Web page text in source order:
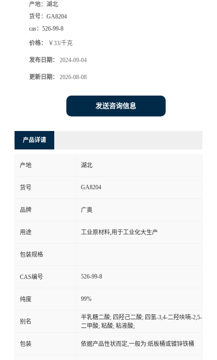
产地： 湖北
货号： GA8204
cas： 526-99-8
价格： ￥33/千克
发布日期： 2024-09-04
更新日期： 2026-08-08
发送咨询信息
产品详请
产地 湖北
货号 GA8204
品牌 广奥
用途 工业原材料,用于工业化大生产
包装规格
CAS编号 526-99-8
纯度 99%
别名
半乳糖二酸; 四羟己二酸; 四氢-3,4-二羟呋喃-2,5-
二甲酸; 粘酸; 粘液酸;
包装 依据产品性状而定,一般为:纸板桶或镀锌铁桶